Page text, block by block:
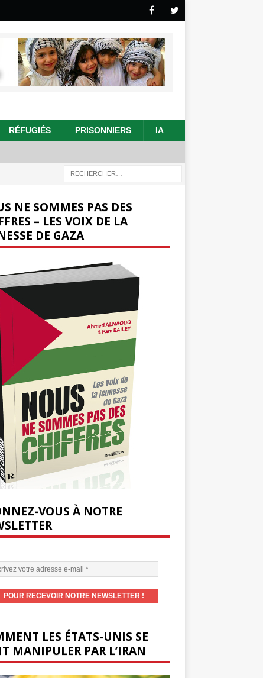
RÉFUGIÉS PRISONNIERS IA
NE SOMMES PAS DES
– LES VOIX DE LA
DE GAZA
VOUS À NOTRE
LES ÉTATS-UNIS SE
MANIPULER PAR L’IRAN